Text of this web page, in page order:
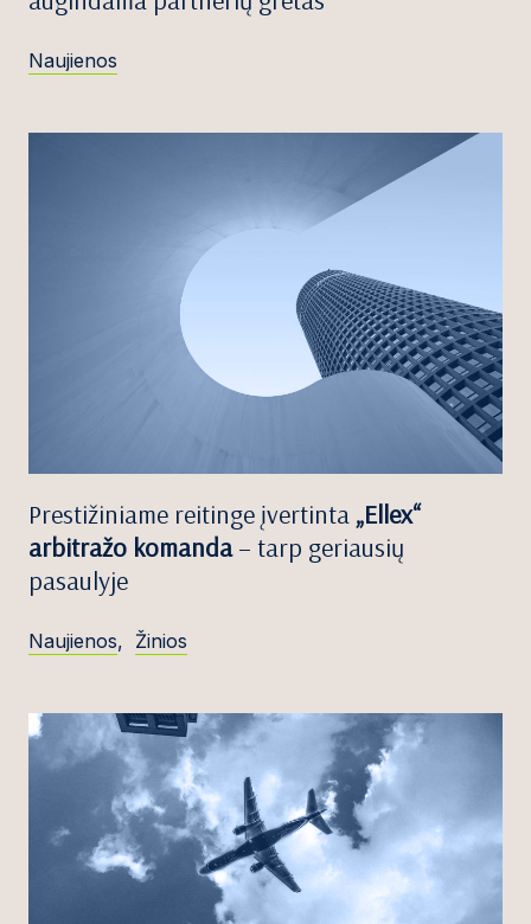
Naujienos
Prestižiniame reitinge įvertinta „Ellex“
arbitražo komanda– tarp geriausių
pasaulyje
Naujienos, Žinios